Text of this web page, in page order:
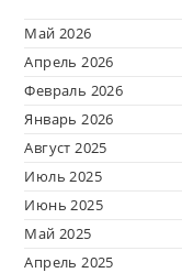
Май 2026
Апрель 2026
Февраль 2026
Январь 2026
Август 2025
Июль 2025
Июнь 2025
Май 2025
Апрель 2025